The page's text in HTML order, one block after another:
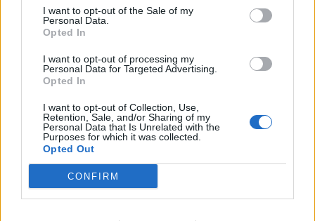
I want to opt-out of the Sale of my
Personal Data.
Opted In
I want to opt-out of processing my
Personal Data for Targeted Advertising.
Opted In
I want to opt-out of Collection, Use,
Retention, Sale, and/or Sharing of my
Personal Data that Is Unrelated with the
Purposes for which it was collected.
Opted Out
CONFIRM